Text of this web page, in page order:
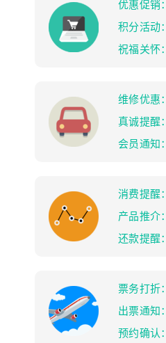
优惠促销：
积分活动：
祝福关怀：
维修优惠：
真诚提醒：
会员通知：
消费提醒：
产品推介：
还款提醒：
票务打折：
出票通知：
预约确认：